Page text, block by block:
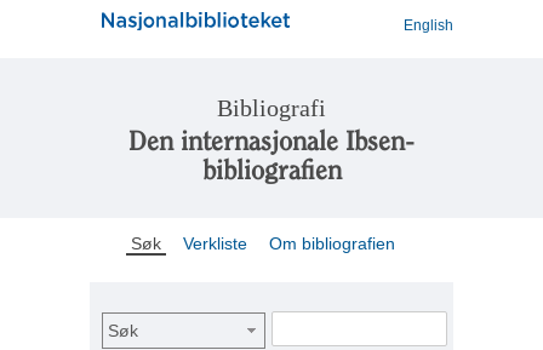
English
Bibliografi
Den internasjonale Ibsen-
bibliografien
Søk Verkliste Om bibliografien
Søk